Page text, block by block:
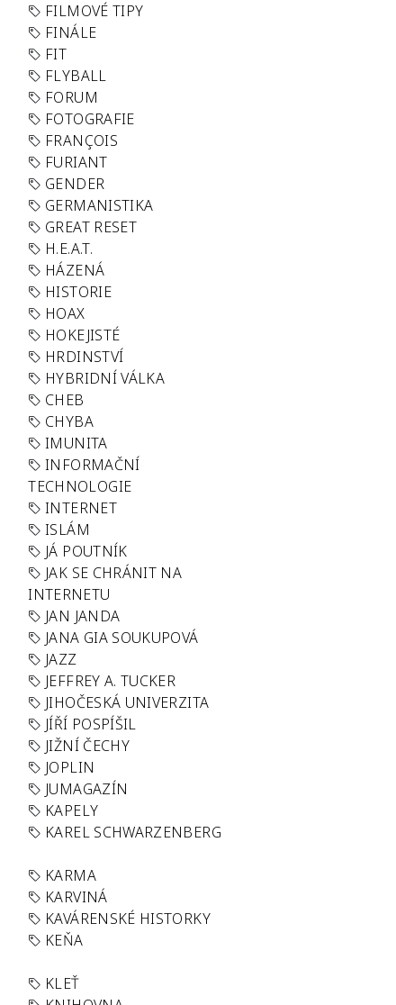
FILMOVÉ TIPY
FINÁLE
FIT
FLYBALL
FORUM
FOTOGRAFIE
FRANÇOIS
FURIANT
GENDER
GERMANISTIKA
GREAT RESET
H.E.A.T.
HÁZENÁ
HISTORIE
HOAX
HOKEJISTÉ
HRDINSTVÍ
HYBRIDNÍ VÁLKA
CHEB
CHYBA
IMUNITA
INFORMAČNÍ
TECHNOLOGIE
INTERNET
ISLÁM
JÁ POUTNÍK
JAK SE CHRÁNIT NA
INTERNETU
JAN JANDA
JANA GIA SOUKUPOVÁ
JAZZ
JEFFREY A. TUCKER
JIHOČESKÁ UNIVERZITA
JÍŘÍ POSPÍŠIL
JIŽNÍ ČECHY
JOPLIN
JUMAGAZÍN
KAPELY
KAREL SCHWARZENBERG
KARMA
KARVINÁ
KAVÁRENSKÉ HISTORKY
KEŇA
KLEŤ